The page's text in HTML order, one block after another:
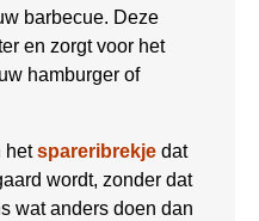
barbecue. Deze
en zorgt voor het
hamburger of
hetspareribrekje dat
wordt, zonder dat
wat anders doen dan